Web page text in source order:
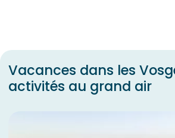
Vacances dans les
activités au grand air